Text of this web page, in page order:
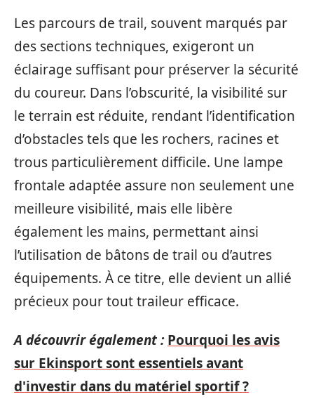
Les parcours de trail, souvent marqués par
des sections techniques, exigeront un
éclairage suffisant pour préserver la sécurité
du coureur. Dans l’obscurité, la visibilité sur
le terrain est réduite, rendant l’identification
d’obstacles tels que les rochers, racines et
trous particulièrement difficile. Une lampe
frontale adaptée assure non seulement une
meilleure visibilité, mais elle libère
également les mains, permettant ainsi
l’utilisation de bâtons de trail ou d’autres
équipements. À ce titre, elle devient un allié
précieux pour tout traileur efficace.
A découvrir également : Pourquoi les avis
sur Ekinsport sont essentiels avant
d'investir dans du matériel sportif ?